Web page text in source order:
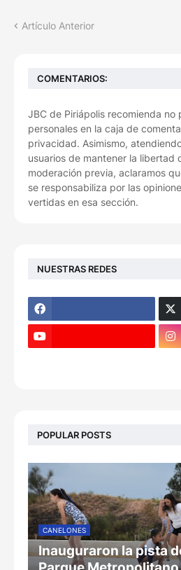
Artículo Anterior
COMENTARIOS:
JBC de Piriápolis recomienda no
personales en la caja de
privacidad. Asimismo,
usuarios de mantener la libertad
moderación previa, aclaramos
se responsabiliza por las
vertidas en esa sección.
NUESTRAS REDES
POPULAR POSTS
CANELONES
Inauguraron la pista